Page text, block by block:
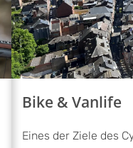
Bike & Vanlife
Eines der Ziele des